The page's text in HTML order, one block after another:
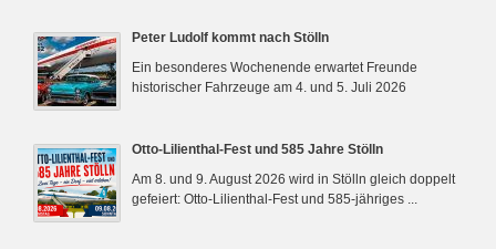
Peter Ludolf kommt nach Stölln
Ein besonderes Wochenende erwartet Freunde
historischer Fahrzeuge am 4. und 5. Juli 2026
Otto-Lilienthal-Fest und 585 Jahre Stölln
Am 8. und 9. August 2026 wird in Stölln gleich doppelt
gefeiert: Otto-Lilienthal-Fest und 585-jähriges ...